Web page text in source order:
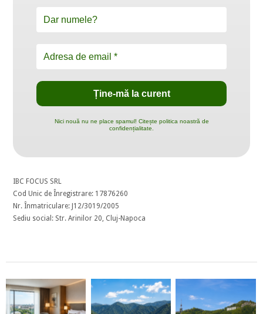
Nici nouă nu ne place spamul! Citește politica noastră de
confidențialitate.
IBC FOCUS SRL
Cod Unic de Înregistrare: 17876260
Nr. Înmatriculare: J12/3019/2005
Sediu social: Str. Arinilor 20, Cluj-Napoca